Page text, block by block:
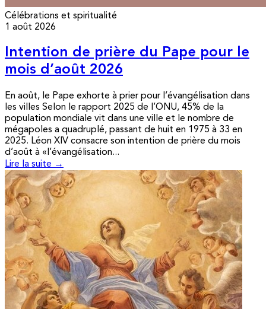
Célébrations et spiritualité
1 août 2026
Intention de prière du Pape pour le
mois d’août 2026
En août, le Pape exhorte à prier pour l’évangélisation dans
les villes Selon le rapport 2025 de l’ONU, 45% de la
population mondiale vit dans une ville et le nombre de
mégapoles a quadruplé, passant de huit en 1975 à 33 en
2025. Léon XIV consacre son intention de prière du mois
d’août à «l’évangélisation...
Lire la suite →